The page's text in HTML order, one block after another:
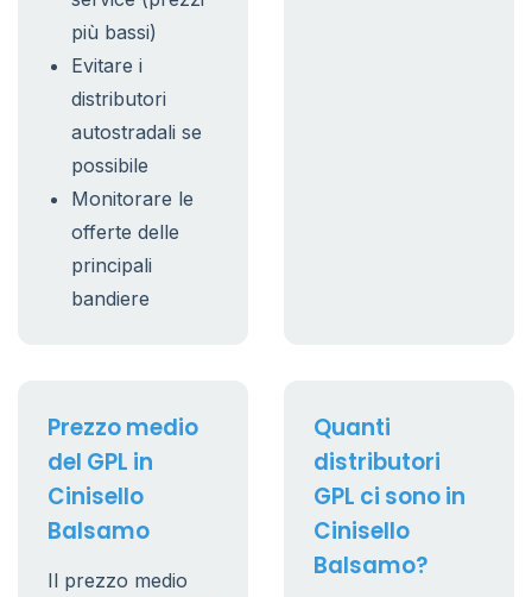
più bassi)
Evitare i
distributori
autostradali se
possibile
Monitorare le
offerte delle
principali
bandiere
Prezzo medio
del GPL in
Cinisello
Balsamo
Il prezzo medio
Quanti
distributori
GPL ci sono in
Cinisello
Balsamo?